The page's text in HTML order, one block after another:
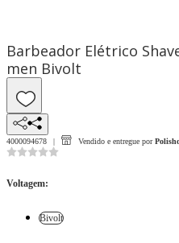
Barbeador Elétrico
men Bivolt
4000094678 Vendido e entregue por
Voltagem:
Bivolt